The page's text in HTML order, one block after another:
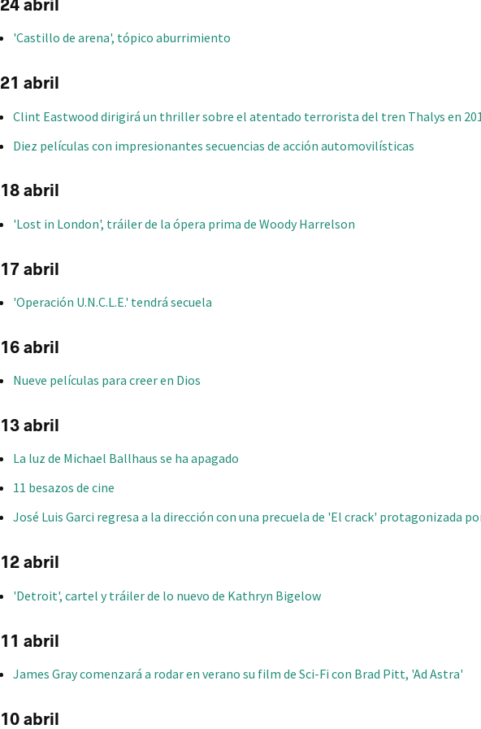
24 abril
'Castillo de arena', tópico aburrimiento
21 abril
Clint Eastwood dirigirá un thriller sobre el atentado terrorista del tren Thalys en
Diez películas con impresionantes secuencias de acción automovilísticas
18 abril
'Lost in London', tráiler de la ópera prima de Woody Harrelson
17 abril
'Operación U.N.C.L.E.' tendrá secuela
16 abril
Nueve películas para creer en Dios
13 abril
La luz de Michael Ballhaus se ha apagado
11 besazos de cine
José Luis Garci regresa a la dirección con una precuela de 'El crack' protagonizada
12 abril
'Detroit', cartel y tráiler de lo nuevo de Kathryn Bigelow
11 abril
James Gray comenzará a rodar en verano su film de Sci-Fi con Brad Pitt, 'Ad Astra'
10 abril